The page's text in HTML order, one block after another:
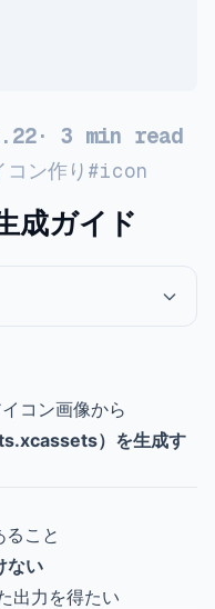
. 22· 3 min read
コン作り #icon
成ガイド
コン画像から
）を生成す
ること
ない
出力を得たい